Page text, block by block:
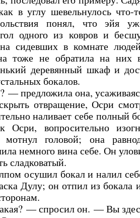
в углу шевельнулось что-
понял, что эйя
одного из ковров и
сидевших в комнате
тоже не обратила на них
деревянный шкаф и
бокалов.
предложила она,
отвращение, Осри
наливает себе полный
к Осри, вопросительно
мотнул головой; она
немного вина себе. Он
сладковатый.
осушил бокал и налил
Дулу; он отпил из бокала
— спросил он. — Вы